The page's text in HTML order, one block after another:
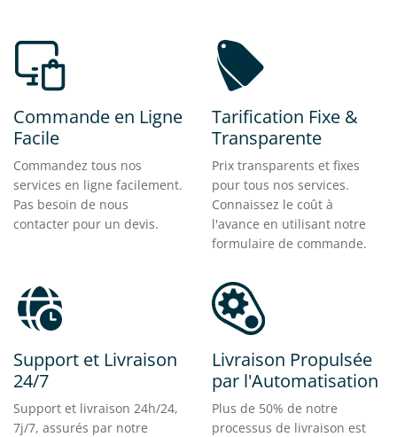
Commande en Ligne
Facile
Commandez tous nos
services en ligne facilement.
Pas besoin de nous
contacter pour un devis.
Tarification Fixe &
Transparente
Prix transparents et fixes
pour tous nos services.
Connaissez le coût à
l'avance en utilisant notre
formulaire de commande.
Support et Livraison
24/7
Support et livraison 24h/24,
7j/7, assurés par notre
Livraison Propulsée
par l'Automatisation
Plus de 50% de notre
processus de livraison est